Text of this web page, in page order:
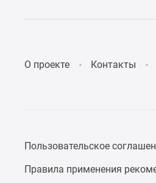
О проекте Контакты
Пользовательское
Правила применения